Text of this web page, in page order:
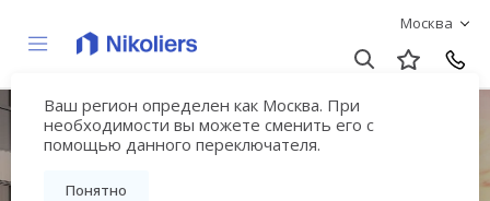
Москва
Ваш регион определен как Москва. При
необходимости вы можете сменить его с
помощью данного переключателя.
Понятно
Мультиквартал
«ВЕЕР»